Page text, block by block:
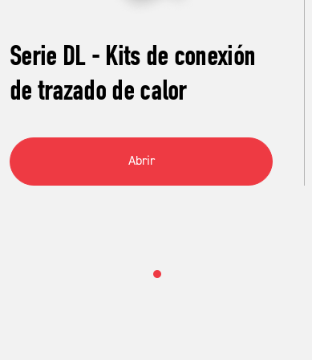
Serie DL - Kits de conexión
de trazado de calor
Abrir